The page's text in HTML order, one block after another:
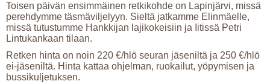
Toisen päivän ensimmäinen retkikohde on Lapinjärvi, missä
perehdymme täsmäviljelyyn. Sieltä jatkamme Elinmäelle,
missä tutustumme Hankkijan lajikokeisiin ja Iitissä Petri
Lintukankaan tilaan.
Retken hinta on noin 220 €/hlö seuran jäseniltä ja 250 €/hlö
ei-jäseniltä. Hinta kattaa ohjelman, ruokailut, yöpymisen ja
bussikuljetuksen.